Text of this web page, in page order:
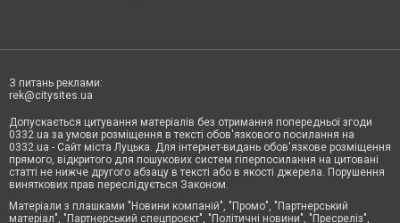
З питань реклами:
rek@citysites.ua
Допускається цитування матеріалів без отримання попередньої згоди
0332.ua за умови розміщення в тексті обов'язкового посилання на
0332.ua - Сайт міста Луцька. Для інтернет-видань обов'язкове розміщення
прямого, відкритого для пошукових систем гіперпосилання на цитовані
статті не нижче другого абзацу в тексті або в якості джерела. Порушення
виняткових прав переслідується Законом.
Матеріали з плашками "Новини компаній", "Промо", "Партнерський
матеріал", "Партнерський спецпроєкт", "Політичні новини", "Пресреліз",